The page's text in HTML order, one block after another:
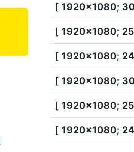
[ 1920×1080;
[ 1920×1080;
[ 1920×1080;
[ 1920×1080;
[ 1920×1080;
[ 1920×1080;